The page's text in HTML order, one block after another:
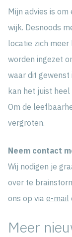
Mijn advies is
wijk. Desnoods
locatie zich meer
worden ingezet
waar dit gewenst
kan het juist
Om de
vergroten.
Neem contact
Wij nodigen je
over te
ons op via e-mail
Meer